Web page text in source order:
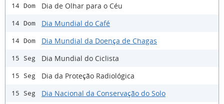
14 Dom Dia de Olhar para o Céu
14 Dom Dia Mundial do Café
14 Dom Dia Mundial da Doença de Chagas
15 Seg Dia Mundial do Ciclista
15 Seg Dia da Proteção Radiológica
15 Seg Dia Nacional da Conservação do Solo